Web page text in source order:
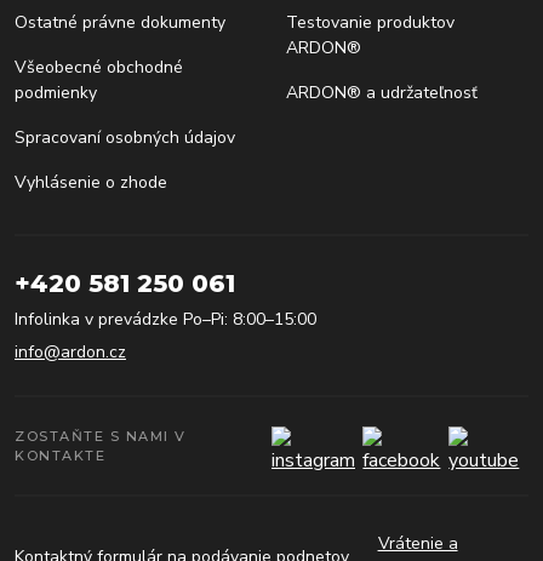
Ostatné právne dokumenty
Všeobecné obchodné
podmienky
Spracovaní osobných údajov
Vyhlásenie o zhode
Testovanie produktov
ARDON®
ARDON® a udržateľnosť
+420 581 250 061
Infolinka v prevádzke Po–Pi: 8:00–15:00
info@ardon.cz
ZOSTAŇTE S NAMI V
KONTAKTE
Kontaktný formulár na podávanie podnetov
Vrátenie a